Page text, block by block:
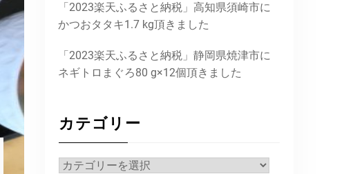
「2023楽天ふるさと納税」高知県須崎市に
かつおタタキ1.7 kg頂きました
「2023楽天ふるさと納税」静岡県焼津市に
ネギトロまぐろ80 g×12個頂きました
カテゴリー
カ